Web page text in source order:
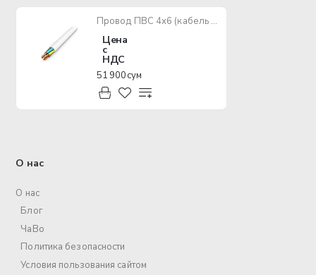
Провод ПВС 4х6 (кабель медный многожильный)
Цена
с
НДС
51 900 сум
О нас
О нас
Блог
ЧаВо
Политика безопасности
Условия пользования сайтом